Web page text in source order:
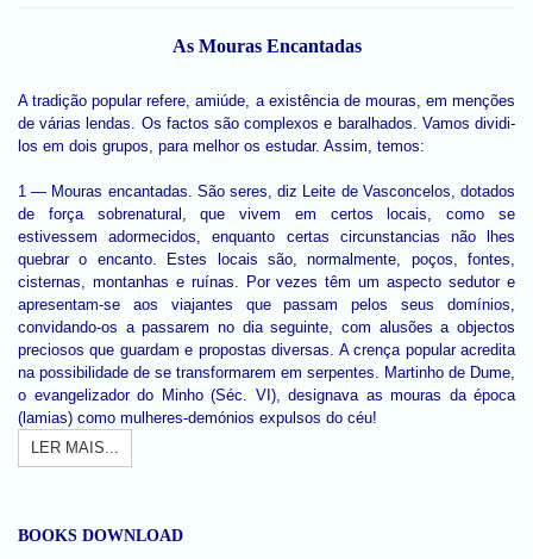
As Mouras Encantadas
A tradição popular refere, amiúde, a existência de mouras, em menções
de várias lendas. Os factos são complexos e baralhados. Vamos dividi-
los em dois grupos, para melhor os estudar. Assim, temos:
1 — Mouras encantadas. São seres, diz Leite de Vasconcelos, dotados
de força sobrenatural, que vivem em certos locais, como se
estivessem adormecidos, enquanto certas circunstancias não lhes
quebrar o encanto. Estes locais são, normalmente, poços, fontes,
cisternas, montanhas e ruínas. Por vezes têm um aspecto sedutor e
apresentam-se aos viajantes que passam pelos seus domínios,
convidando-os a passarem no dia seguinte, com alusões a objectos
preciosos que guardam e propostas diversas. A crença popular acredita
na possibilidade de se transformarem em serpentes. Martinho de Dume,
o evangelizador do Minho (Séc. VI), designava as mouras da época
(lamias) como mulheres-demónios expulsos do céu!
LER MAIS...
BOOKS DOWNLOAD